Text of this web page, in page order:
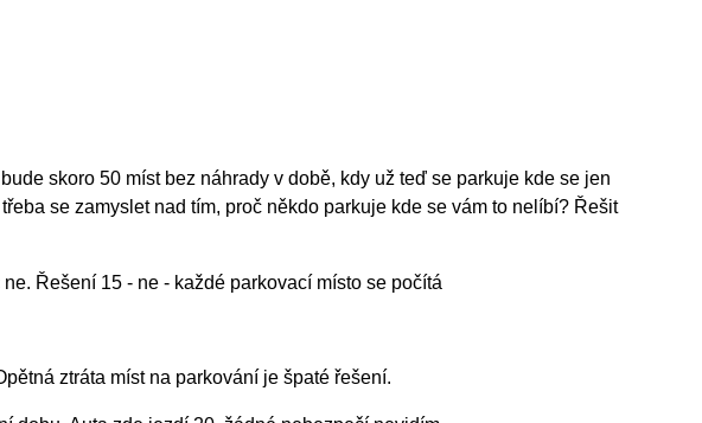
skoro 50 míst bez náhrady v době, kdy už teď se parkuje kde se jen
se zamyslet nad tím, proč někdo parkuje kde se vám to nelíbí? Řešit
Řešení 15 - ne - každé parkovací místo se počítá
ztráta míst na parkování je špaté řešení.